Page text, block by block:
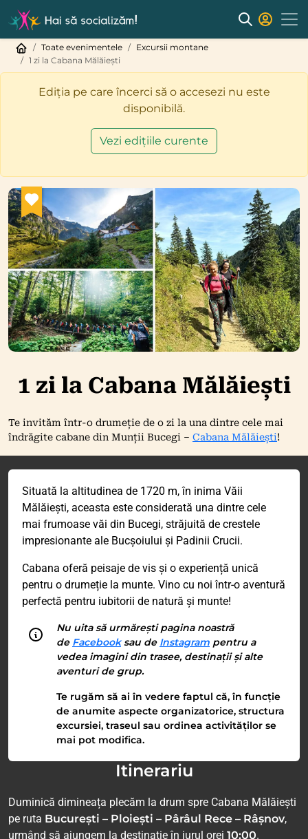
Toate evenimentele
Excursii montane
1 zi la Cabana Mălăiești
Ediția pe care încerci să o accesezi nu este
disponibilă.
Vezi edițiile curente
1 zi la Cabana Mălăiești
Te invităm într-o drumeție de o zi la una dintre cele mai
îndrăgite cabane din Munții Bucegi – Cabana Mălăiești!
Situată la altitudinea de 1720 m, în inima Văii
Mălăiești, aceasta este considerată una dintre cele
mai frumoase văi din Bucegi, străjuită de crestele
impresionante ale Bucșoiului și Padinii Crucii.
Cabana oferă peisaje de vis și o experiență unică
pentru o drumeție la munte. Vino cu noi într-o aventură
perfectă pentru iubitorii de natură și munte!
Nu uita să urmărești pagina noastră
de Facebooksau de Instagram pentru a
vedea imagini din trasee, destinații și alte
aventuri de grup.
Te rugăm să ai în vedere faptul că, în funcție
de anumite aspecte organizatorice, structura
excursiei, traseul sau ordinea activităților se
mai pot modifica.
Itinerariu
Duminică dimineața plecăm la drum spre Cabana Mălăiești
pe ruta București – Ploiești – Pârâul Rece – Râșnov,
urmând să ajungem la destinație în jurul orei 10:00.